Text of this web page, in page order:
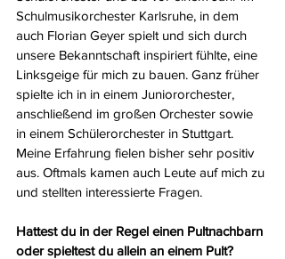
Schulmusikorchester Karlsruhe, in dem
auch Florian Geyer spielt und sich durch
unsere Bekanntschaft inspiriert fühlte, eine
Linksgeige für mich zu bauen. Ganz früher
spielte ich in in einem Juniororchester,
anschließend im großen Orchester sowie
in einem Schülerorchester in Stuttgart.
Meine Erfahrung fielen bisher sehr positiv
aus. Oftmals kamen auch Leute auf mich zu
und stellten interessierte Fragen.
Hattest du in der Regel einen Pultnachbarn
oder spieltest du allein an einem Pult?